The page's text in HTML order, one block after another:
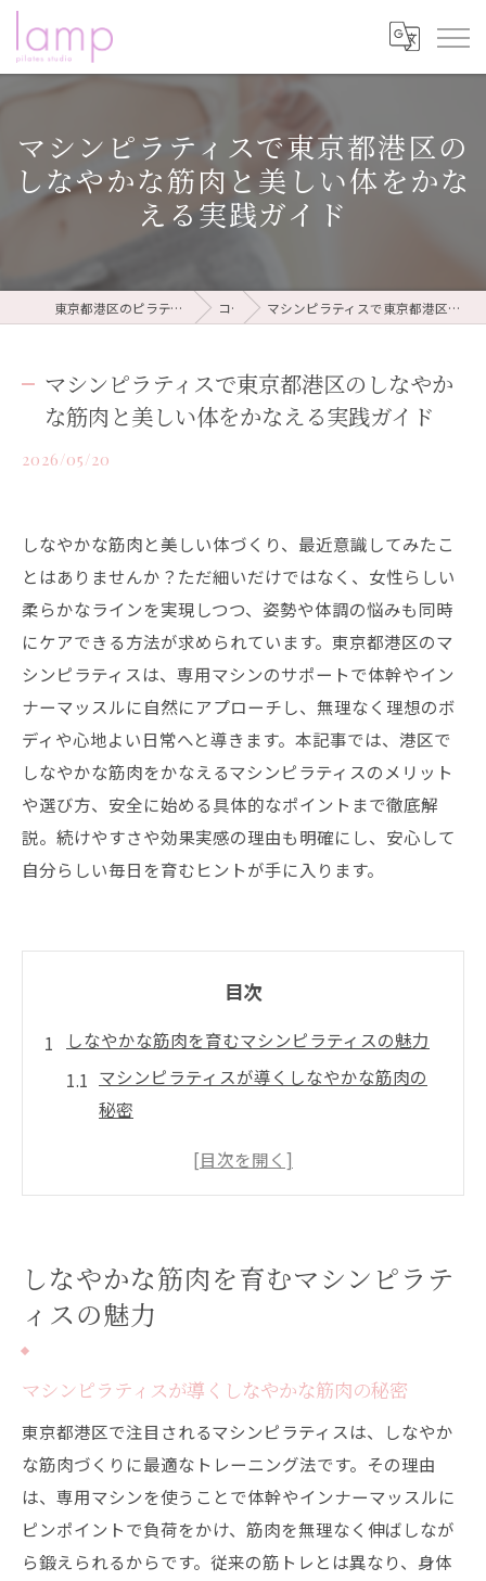
マシンピラティスで東京都港区の
しなやかな筋肉と美しい体をかな
える実践ガイド
東京都港区のピラティスならピラティススタジオ lamp コラム マシンピラティスで東京都港区のしなやかな筋肉と美しい体をかなえる実践ガイド
マシンピラティスで東京都港区のしなやか
な筋肉と美しい体をかなえる実践ガイド
2026/05/20
しなやかな筋肉と美しい体づくり、最近意識してみたこ
とはありませんか？ただ細いだけではなく、女性らしい
柔らかなラインを実現しつつ、姿勢や体調の悩みも同時
にケアできる方法が求められています。東京都港区のマ
シンピラティスは、専用マシンのサポートで体幹やイン
ナーマッスルに自然にアプローチし、無理なく理想のボ
ディや心地よい日常へと導きます。本記事では、港区で
しなやかな筋肉をかなえるマシンピラティスのメリット
や選び方、安全に始める具体的なポイントまで徹底解
説。続けやすさや効果実感の理由も明確にし、安心して
自分らしい毎日を育むヒントが手に入ります。
目次
しなやかな筋肉を育むマシンピラティスの魅力
マシンピラティスが導くしなやかな筋肉の
秘密
体幹強化と女性らしさを叶えるマシンピラ
家庭用トレーニングマシンとの違いを徹底
解説
イク
東京都港区で始める理想のボディメイク方法
港区で選ぶマシンピラティスのメリットと
は
通いやすいジムとマシンピラティスの活用
法
しなやかな筋肉を育むマシンピラテ
ィスの魅力
マシンピラティスが導くしなやかな筋肉の秘密
東京都港区で注目されるマシンピラティスは、しなやか
な筋肉づくりに最適なトレーニング法です。その理由
は、専用マシンを使うことで体幹やインナーマッスルに
ピンポイントで負荷をかけ、筋肉を無理なく伸ばしなが
ら鍛えられるからです。従来の筋トレとは異なり、身体